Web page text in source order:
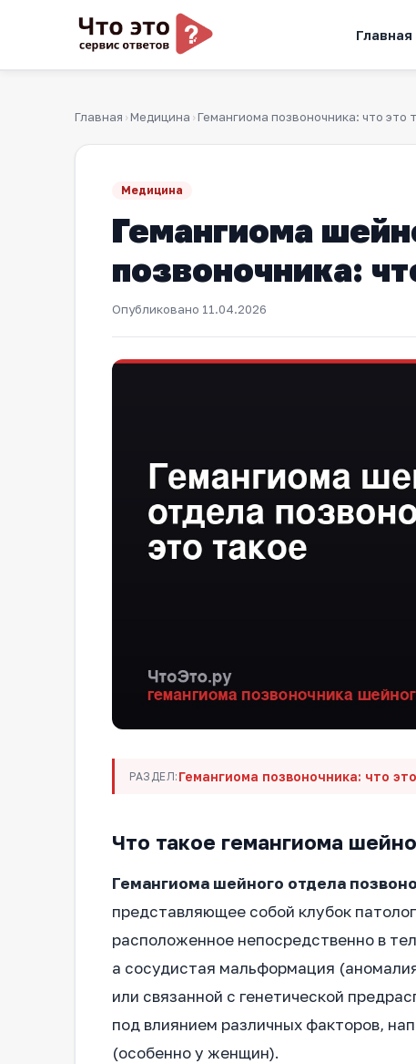
Главная
Главная › Медицина › Гемангиома позвоночника: что это
Медицина
Гемангиома
позвоночника:
Опубликовано 11.04.2026
РАЗДЕЛ: Гемангиома позвоночника: что
Что такое гемангиома
Гемангиома шейного отдела
представляющее собой клубок
расположенное непосредственно в
а сосудистая мальформация
или связанной с генетической
под влиянием различных факторов,
(особенно у женщин).